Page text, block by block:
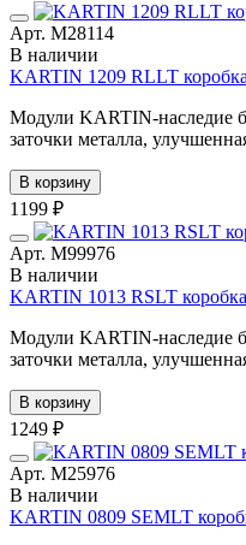
Арт. М28114
В наличии
KARTIN 1209 RLLT
Модули KARTIN-наследие
заточки металла,
В корзину
1199 ₽
Арт. М99976
В наличии
KARTIN 1013 RSLT
Модули KARTIN-наследие
заточки металла,
В корзину
1249 ₽
Арт. М25976
В наличии
KARTIN 0809 SEMLT